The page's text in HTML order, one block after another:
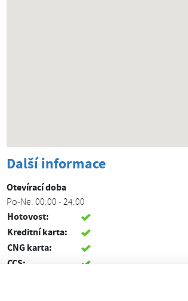
Další informace
Otevírací doba
Po-Ne: 00:00 - 24:00
Hotovost:
Kreditní karta:
CNG karta:
CCS: